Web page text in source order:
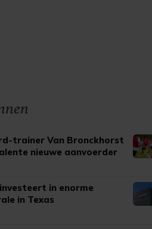
trainer Van Bronckhorst
nieuwe aanvoerder
in enorme
in Texas